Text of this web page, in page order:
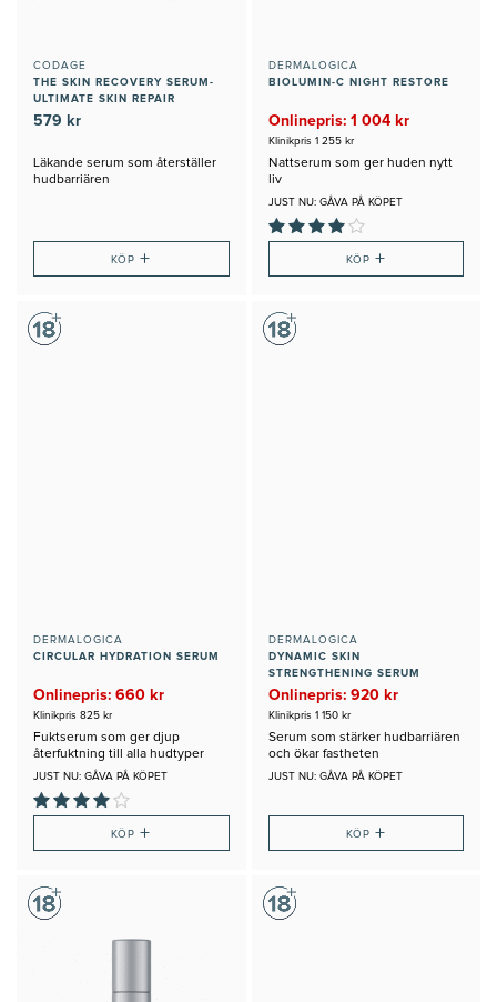
CODAGE
THE SKIN RECOVERY SERUM-
ULTIMATE SKIN REPAIR
579 kr
Läkande serum som återställer
hudbarriären
KÖP+
DERMALOGICA
BIOLUMIN-C NIGHT RESTORE
Onlinepris: 1 004 kr
Klinikpris 1 255 kr
Nattserum som ger huden nytt
liv
JUST NU: GÅVA PÅ KÖPET
KÖP +
DERMALOGICA
CIRCULAR HYDRATION SERUM
Onlinepris: 660 kr
Klinikpris 825 kr
Fuktserum som ger djup
återfuktning till alla hudtyper
JUST NU: GÅVA PÅ KÖPET
KÖP+
DERMALOGICA
DYNAMIC SKIN
STRENGTHENING SERUM
Onlinepris: 920 kr
Klinikpris 1 150 kr
Serum som stärker hudbarriären
och ökar fastheten
JUST NU: GÅVA PÅ KÖPET
KÖP +